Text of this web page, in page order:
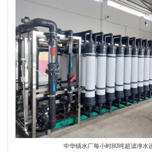
中华镇水厂每小时80吨超滤净水